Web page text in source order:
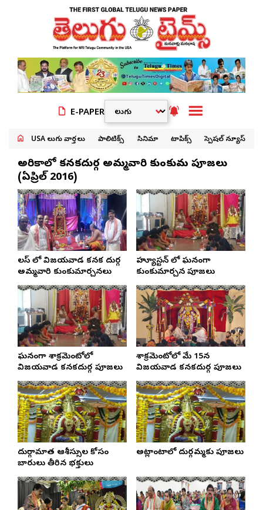
E-PAPER
USA తెలుగు వార్తలు పాలిటిక్స్ సినిమా టాపిక్స్ స్పెషల్ న్యూస్
అమెరికాలో కనకదుర్గ అమ్మవారి కుంకుమ పూజలు
(ఏప్రిల్‌ 2016)
డాలస్ లో విజయవాడ కనక దుర్గ
అమ్మవారి కుంకుమార్చనలు
హ్యూస్టన్ లో ఘనంగా
కుంకుమార్చన పూజలు
ఘనంగా శాక్రమెంటోలో
విజయవాడ కనకదుర్గ పూజలు
శాక్రమెంటోలో మే 15న
విజయవాడ కనకదుర్గ పూజలు
దుర్గామాత ఆశీస్సుల కోసం
బారులు తీరిన భక్తులు
అట్లాంటాలో దుర్గమ్మకు పూజలు